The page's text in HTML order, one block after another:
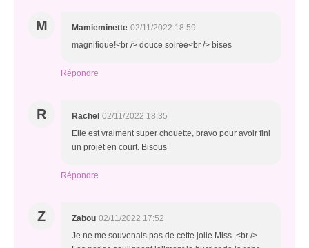
M Mamieminette 02/11/2022 18:59
magnifique!<br /> douce soirée<br /> bises
Répondre
R Rachel 02/11/2022 18:35
Elle est vraiment super chouette, bravo pour avoir fini
un projet en court. Bisous
Répondre
Z Zabou 02/11/2022 17:52
Je ne me souvenais pas de cette jolie Miss. <br />